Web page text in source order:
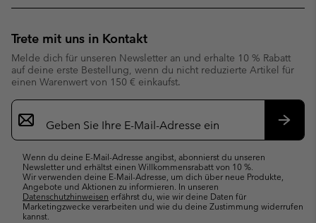
Trete mit uns in Kontakt
Melde dich für unseren Newsletter an und erhalte 10 % Rabatt
auf deine erste Bestellung, wenn du nicht reduzierte Artikel für
einen Warenwert von 150 € einkaufst.
Newsletter-
Anmeldung
Wenn du deine E-Mail-Adresse angibst, abonnierst du unseren
Newsletter und erhältst einen Willkommensrabatt von 10 %.
Wir verwenden deine E-Mail-Adresse, um dich über neue Produkte,
Angebote und Aktionen zu informieren. In unseren
Datenschutzhinweisen erfährst du, wie wir deine Daten für
Marketingzwecke verarbeiten und wie du deine Zustimmung widerrufen
kannst.